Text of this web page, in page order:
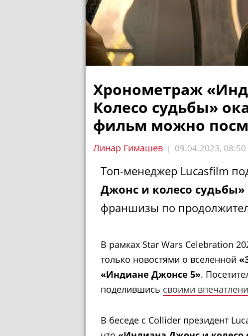
Хронометраж
Колесо судьбы»
фильм можно
Линар Гимашев | 09.04.2023, 08:50
Топ-менеджер Lucasfilm
Джонс и колесо судьбы»
франшизы по
В рамках Star Wars Celebration
только новостями о вселенной
«Индиане Джонсе 5».
поделившись своими
В беседе с Collider президент